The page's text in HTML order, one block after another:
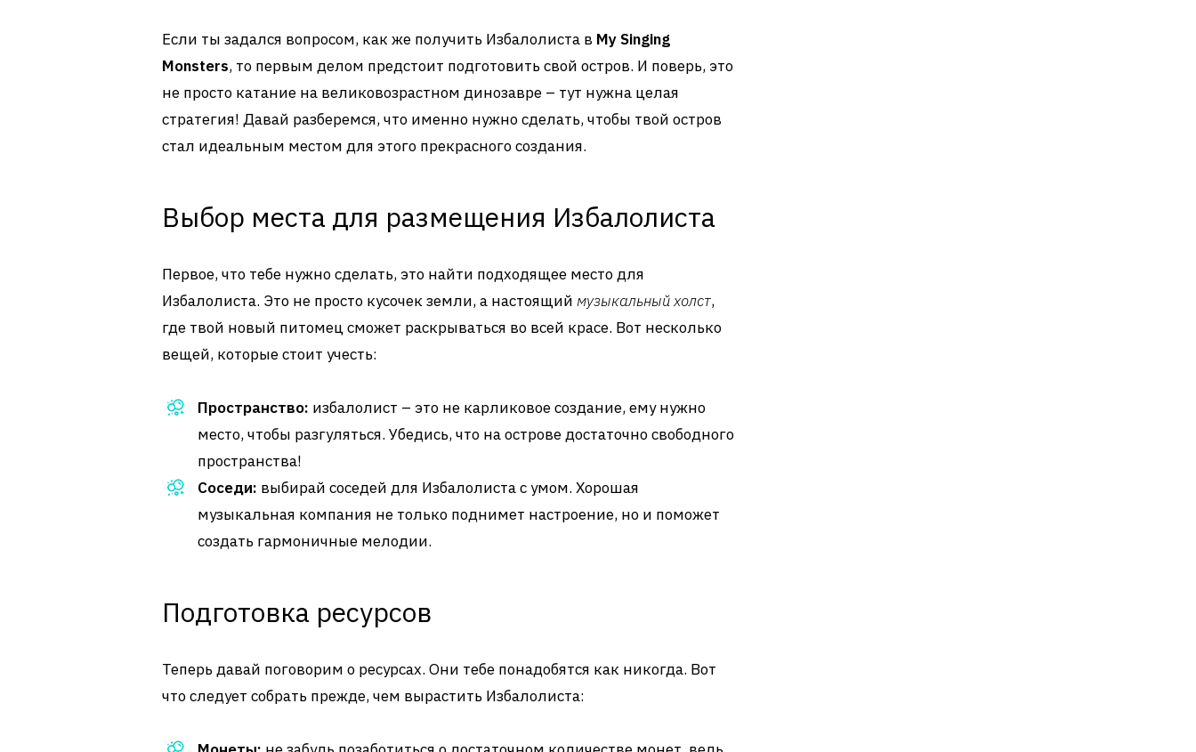
Если ты задался вопросом, как же получить Избалолиста в My Singing
Monsters, то первым делом предстоит подготовить свой остров. И поверь, это
не просто катание на великовозрастном динозавре – тут нужна целая
стратегия! Давай разберемся, что именно нужно сделать, чтобы твой остров
стал идеальным местом для этого прекрасного создания.
Выбор места для размещения Избалолиста
Первое, что тебе нужно сделать, это найти подходящее место для
Избалолиста. Это не просто кусочек земли, а настоящий музыкальный холст,
где твой новый питомец сможет раскрываться во всей красе. Вот несколько
вещей, которые стоит учесть:
Пространство: избалолист – это не карликовое создание, ему нужно
место, чтобы разгуляться. Убедись, что на острове достаточно свободного
пространства!
Соседи: выбирай соседей для Избалолиста с умом. Хорошая
музыкальная компания не только поднимет настроение, но и поможет
создать гармоничные мелодии.
Подготовка ресурсов
Теперь давай поговорим о ресурсах. Они тебе понадобятся как никогда. Вот
что следует собрать прежде, чем вырастить Избалолиста: